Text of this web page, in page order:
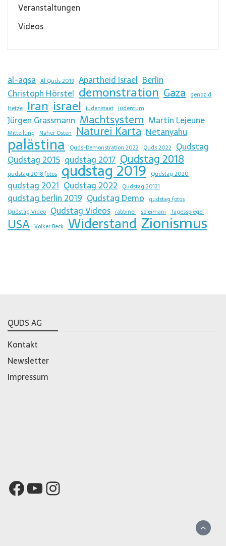
Veranstaltungen
Videos
al-aqsa Al Quds 2019 Apartheid Israel Berlin
Christoph Hörstel demonstration Gaza genozid
Hetze Iran israel judenstaat judentum
Jürgen Grassmann Machtsystem Martin Lejeune
Mitteilung Naher Osten Naturei Karta Netanyahu
palästina Quds-Demonstration 2022 Quds 2022
Qudstag
Qudstag 2015 qudstag 2017 Qudstag 2018
qudstag 2018 fotos qudstag 2019 Qudstag 2020
qudstag 2021 Qudstag 2022 Qudstag 20121
qudstag berlin 2019 Qudstag Demo
qudstag fotos
Qudstag Video Qudstag Videos rabbiner soleimani Tagesspiegel
USA Volker Beck Widerstand Zionismus
QUDS AG
Kontakt
Newsletter
Impressum
Facebook
YouTube
Instagram